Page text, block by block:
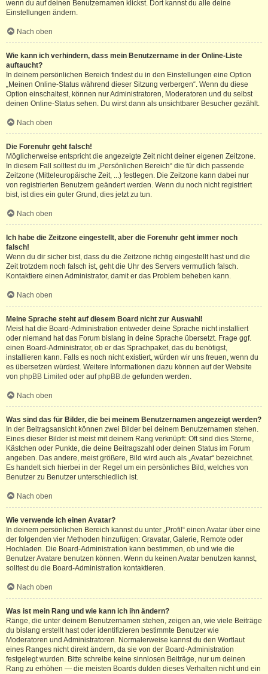
wenn du auf deinen Benutzernamen klickst. Dort kannst du alle deine
Einstellungen ändern.
Nach oben
Wie kann ich verhindern, dass mein Benutzername in der Online-Liste
auftaucht?
In deinem persönlichen Bereich findest du in den Einstellungen eine Option
„Meinen Online-Status während dieser Sitzung verbergen“. Wenn du diese
Option einschaltest, können nur Administratoren, Moderatoren und du selbst
deinen Online-Status sehen. Du wirst dann als unsichtbarer Besucher gezählt.
Nach oben
Die Forenuhr geht falsch!
Möglicherweise entspricht die angezeigte Zeit nicht deiner eigenen Zeitzone.
In diesem Fall solltest du im „Persönlichen Bereich“ die für dich passende
Zeitzone (Mitteleuropäische Zeit, ...) festlegen. Die Zeitzone kann dabei nur
von registrierten Benutzern geändert werden. Wenn du noch nicht registriert
bist, ist dies ein guter Grund, dies jetzt zu tun.
Nach oben
Ich habe die Zeitzone eingestellt, aber die Forenuhr geht immer noch
falsch!
Wenn du dir sicher bist, dass du die Zeitzone richtig eingestellt hast und die
Zeit trotzdem noch falsch ist, geht die Uhr des Servers vermutlich falsch.
Kontaktiere einen Administrator, damit er das Problem beheben kann.
Nach oben
Meine Sprache steht auf diesem Board nicht zur Auswahl!
Meist hat die Board-Administration entweder deine Sprache nicht installiert
oder niemand hat das Forum bislang in deine Sprache übersetzt. Frage ggf.
einen Board-Administrator, ob er das Sprachpaket, das du benötigst,
installieren kann. Falls es noch nicht existiert, würden wir uns freuen, wenn du
es übersetzen würdest. Weitere Informationen dazu können auf der Website
von phpBB Limited oder aufphpBB.de gefunden werden.
Nach oben
Was sind das für Bilder, die bei meinem Benutzernamen angezeigt werden?
In der Beitragsansicht können zwei Bilder bei deinem Benutzernamen stehen.
Eines dieser Bilder ist meist mit deinem Rang verknüpft: Oft sind dies Sterne,
Kästchen oder Punkte, die deine Beitragszahl oder deinen Status im Forum
angeben. Das andere, meist größere, Bild wird auch als „Avatar“ bezeichnet.
Es handelt sich hierbei in der Regel um ein persönliches Bild, welches von
Benutzer zu Benutzer unterschiedlich ist.
Nach oben
Wie verwende ich einen Avatar?
In deinem persönlichen Bereich kannst du unter „Profil“ einen Avatar über eine
der folgenden vier Methoden hinzufügen: Gravatar, Galerie, Remote oder
Hochladen. Die Board-Administration kann bestimmen, ob und wie die
Benutzer Avatare benutzen können. Wenn du keinen Avatar benutzen kannst,
solltest du die Board-Administration kontaktieren.
Nach oben
Was ist mein Rang und wie kann ich ihn ändern?
Ränge, die unter deinem Benutzernamen stehen, zeigen an, wie viele Beiträge
du bislang erstellt hast oder identifizieren bestimmte Benutzer wie
Moderatoren und Administratoren. Normalerweise kannst du den Wortlaut
eines Ranges nicht direkt ändern, da sie von der Board-Administration
festgelegt wurden. Bitte schreibe keine sinnlosen Beiträge, nur um deinen
Rang zu erhöhen — die meisten Boards dulden dieses Verhalten nicht und ein